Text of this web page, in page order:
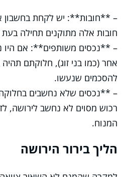
– **חובות**: יש לקחת בחשבון
חובות אלה מתוקנים תחילה
– **נכסים משותפים**: אם היו
אחר (כמו בני זוג), חלוקתם
להסכמים שנעשו.
– **נכסים שלא נחשבים
רכוש מסוים לא נחשב לירושה,
המנוח.
הליך בירור הירושה